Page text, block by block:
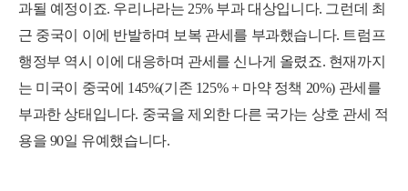
과될 예정이죠. 우리나라는 25% 부과 대상입니다. 그런데 최
근 중국이 이에 반발하며 보복 관세를 부과했습니다. 트럼프
행정부 역시 이에 대응하며 관세를 신나게 올렸죠. 현재까지
는 미국이 중국에 145%(기존 125% + 마약 정책 20%) 관세를
부과한 상태입니다. 중국을 제외한 다른 국가는 상호 관세 적
용을 90일 유예했습니다.